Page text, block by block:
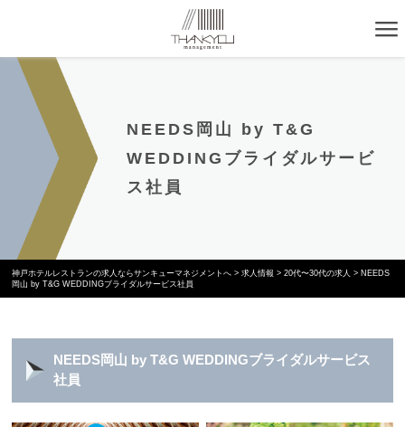
NEEDS岡山 by T&G
WEDDINGブライダルサービ
ス社員
神戸ホテルレストランの求人ならサンキューマネジメントへ >求人情報 >20代〜30代の求人 > NEEDS
岡山 by T&G WEDDINGブライダルサービス社員
NEEDS岡山 by T&G WEDDINGブライダルサービス
社員